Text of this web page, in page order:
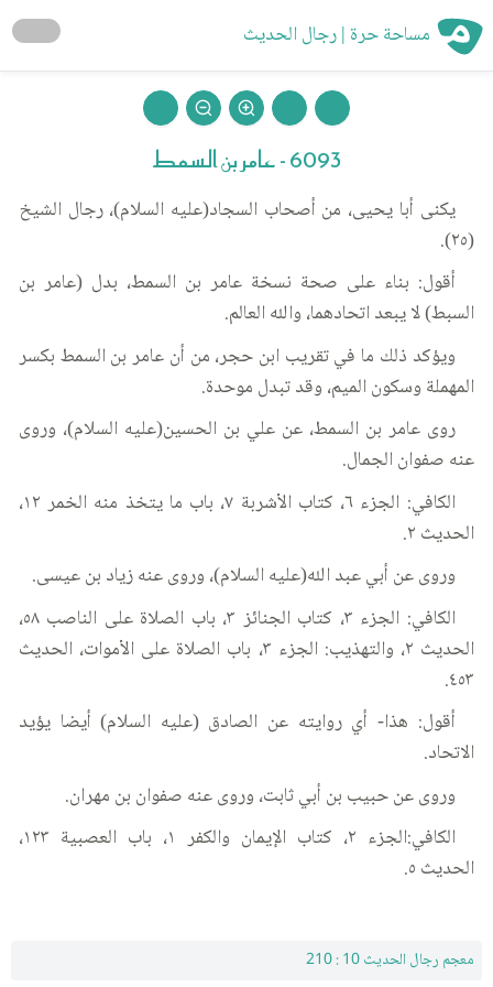
مساحة حرة | رجال الحديث
6093 - عامر بن السمط
يكنى أبا يحيى، من أصحاب السجاد(عليه السلام)، رجال الشيخ
(٢٥).
أقول: بناء على صحة نسخة عامر بن السمط، بدل (عامر بن
السبط) لا يبعد اتحادهما، والله العالم.
ويؤكد ذلك ما في تقريب ابن حجر، من أن عامر بن السمط بكسر
المهملة وسكون الميم، وقد تبدل موحدة.
روى عامر بن السمط، عن علي بن الحسين(عليه السلام)، وروى
عنه صفوان الجمال.
الكافي: الجزء ٦، كتاب الأشربة ٧، باب ما يتخذ منه الخمر ١٢،
الحديث ٢.
وروى عن أبي عبد الله(عليه السلام)، وروى عنه زياد بن عيسى.
الكافي: الجزء ٣، كتاب الجنائز ٣، باب الصلاة على الناصب ٥٨،
الحديث ٢، والتهذيب: الجزء ٣، باب الصلاة على الأموات، الحديث
٤٥٣.
أقول: هذا- أي روايته عن الصادق (عليه السلام) أيضا يؤيد
الاتحاد.
وروى عن حبيب بن أبي ثابت، وروى عنه صفوان بن مهران.
الكافي:الجزء ٢، كتاب الإيمان والكفر ١، باب العصبية ١٢٣،
الحديث ٥.
معجم رجال الحديث 10 : 210